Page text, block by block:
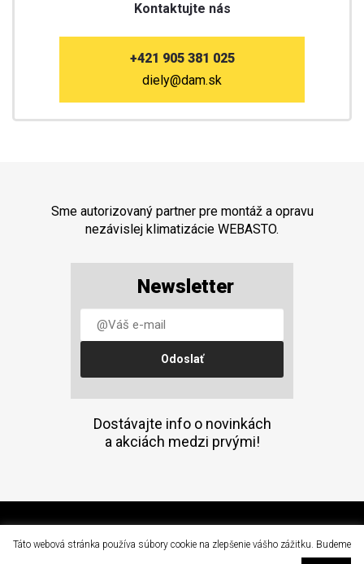
Kontaktujte nás
+421 905 381 025
diely@dam.sk
Sme autorizovaný partner pre montáž a opravu
nezávislej klimatizácie WEBASTO.
Newsletter
Dostávajte info o novinkách
a akciách medzi prvými!
Táto webová stránka používa súbory cookie na zlepšenie vášho zážitku. Budeme